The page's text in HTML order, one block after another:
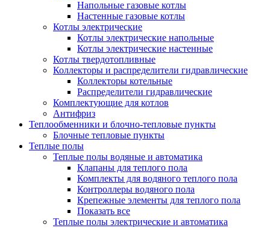
Напольные газовые котлы
Настенные газовые котлы
Котлы электрические
Котлы электрические напольные
Котлы электрические настенные
Котлы твердотопливные
Коллекторы и распределители гидравлические
Коллекторы котельные
Распределители гидравлические
Комплектующие для котлов
Антифриз
Теплообменники и блочно-тепловые пункты
Блочные тепловые пункты
Теплые полы
Теплые полы водяные и автоматика
Клапаны для теплого пола
Комплекты для водяного теплого пола
Контроллеры водяного пола
Крепежные элементы для теплого пола
Показать все
Теплые полы электрические и автоматика